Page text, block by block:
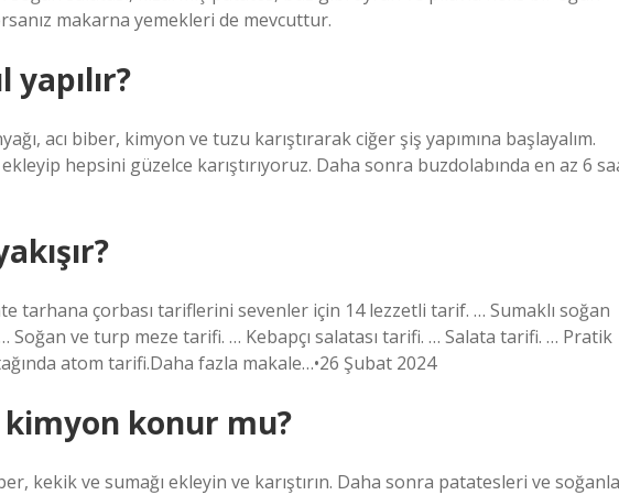
makarna yemekleri de mevcuttur.
yapılır?
acı biber, kimyon ve tuzu karıştırarak ciğer şiş yapımına başlayalım.
ekleyip hepsini güzelce karıştırıyoruz. Daha sonra buzdolabında en az 6
tarhana çorbası tariflerini sevenler için 14 lezzetli tarif. … Sumaklı soğan
Soğan ve turp meze tarifi. … Kebapçı salatası tarifi. … Salata tarifi. … Pratik
atom tarifi.Daha fazla makale…•26 Şubat 2024
konur mu?
kekik ve sumağı ekleyin ve karıştırın. Daha sonra patatesleri ve